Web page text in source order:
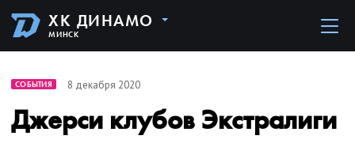
ХК ДИНАМО
МИНСК
СОБЫТИЯ 8 декабря 2020
Джерси клубов Экстралиги